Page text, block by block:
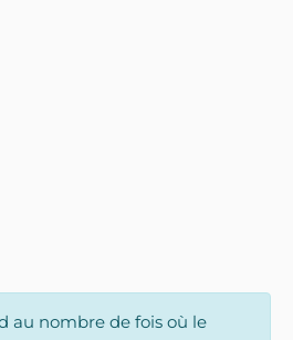
au nombre de fois où le